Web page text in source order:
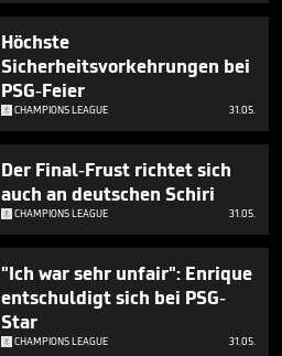
Höchste
Sicherheitsvorkehrungen bei
PSG-Feier
CHAMPIONS LEAGUE 31.05.
Der Final-Frust richtet sich
auch an deutschen Schiri
CHAMPIONS LEAGUE 31.05.
"Ich war sehr unfair": Enrique
entschuldigt sich bei PSG-
Star
CHAMPIONS LEAGUE 31.05.